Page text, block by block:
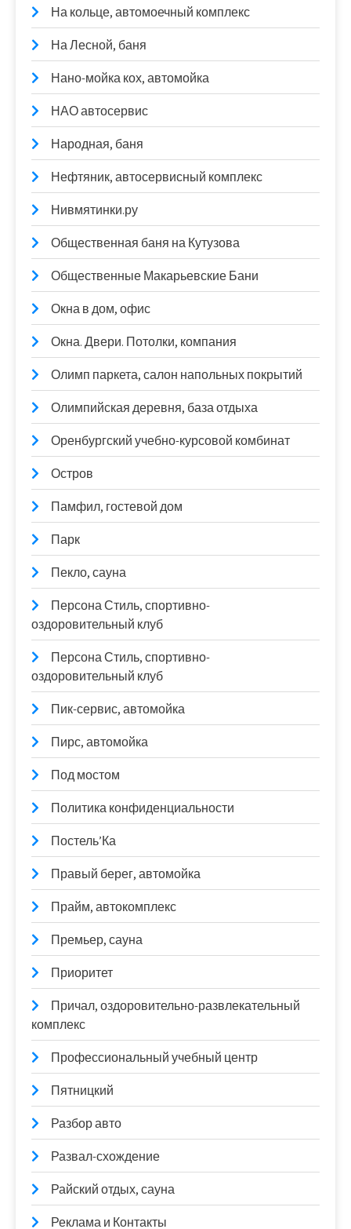
На кольце, автомоечный комплекс
На Лесной, баня
Нано-мойка кох, автомойка
НАО автосервис
Народная, баня
Нефтяник, автосервисный комплекс
Нивмятинки.ру
Общественная баня на Кутузова
Общественные Макарьевские Бани
Окна в дом, офис
Окна. Двери. Потолки, компания
Олимп паркета, салон напольных покрытий
Олимпийская деревня, база отдыха
Оренбургский учебно-курсовой комбинат
Остров
Памфил, гостевой дом
Парк
Пекло, сауна
Персона Стиль, спортивно-
оздоровительный клуб
Персона Стиль, спортивно-
оздоровительный клуб
Пик-сервис, автомойка
Пирс, автомойка
Под мостом
Политика конфиденциальности
Постель’Ка
Правый берег, автомойка
Прайм, автокомплекс
Премьер, сауна
Приоритет
Причал, оздоровительно-развлекательный
комплекс
Профессиональный учебный центр
Пятницкий
Разбор авто
Развал-схождение
Райский отдых, сауна
Реклама и Контакты